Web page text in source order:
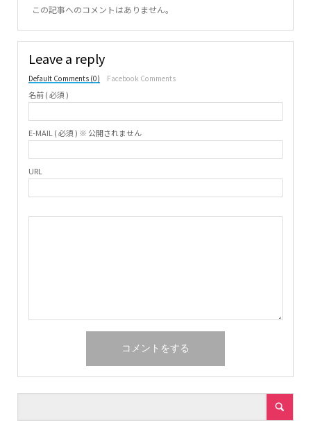
この記事へのコメントはありません。
Leave a reply
Default Comments (0) Facebook Comments
名前 ( 必須 )
E-MAIL ( 必須 ) ※ 公開されません
URL